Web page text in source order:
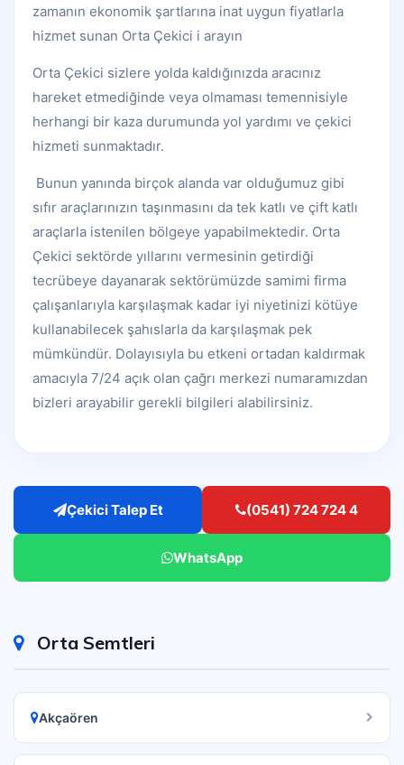
zamanın ekonomik şartlarına inat uygun fiyatlarla
hizmet sunan Orta Çekici i arayın
Orta Çekici sizlere yolda kaldığınızda aracınız
hareket etmediğinde veya olmaması temennisiyle
herhangi bir kaza durumunda yol yardımı ve çekici
hizmeti sunmaktadır.
Bunun yanında birçok alanda var olduğumuz gibi
sıfır araçlarınızın taşınmasını da tek katlı ve çift katlı
araçlarla istenilen bölgeye yapabilmektedir. Orta
Çekici sektörde yıllarını vermesinin getirdiği
tecrübeye dayanarak sektörümüzde samimi firma
çalışanlarıyla karşılaşmak kadar iyi niyetinizi kötüye
kullanabilecek şahıslarla da karşılaşmak pek
mümkündür. Dolayısıyla bu etkeni ortadan kaldırmak
amacıyla 7/24 açık olan çağrı merkezi numaramızdan
bizleri arayabilir gerekli bilgileri alabilirsiniz.
Çekici Talep Et (0541) 724 724 4
WhatsApp
Orta Semtleri
Akçaören